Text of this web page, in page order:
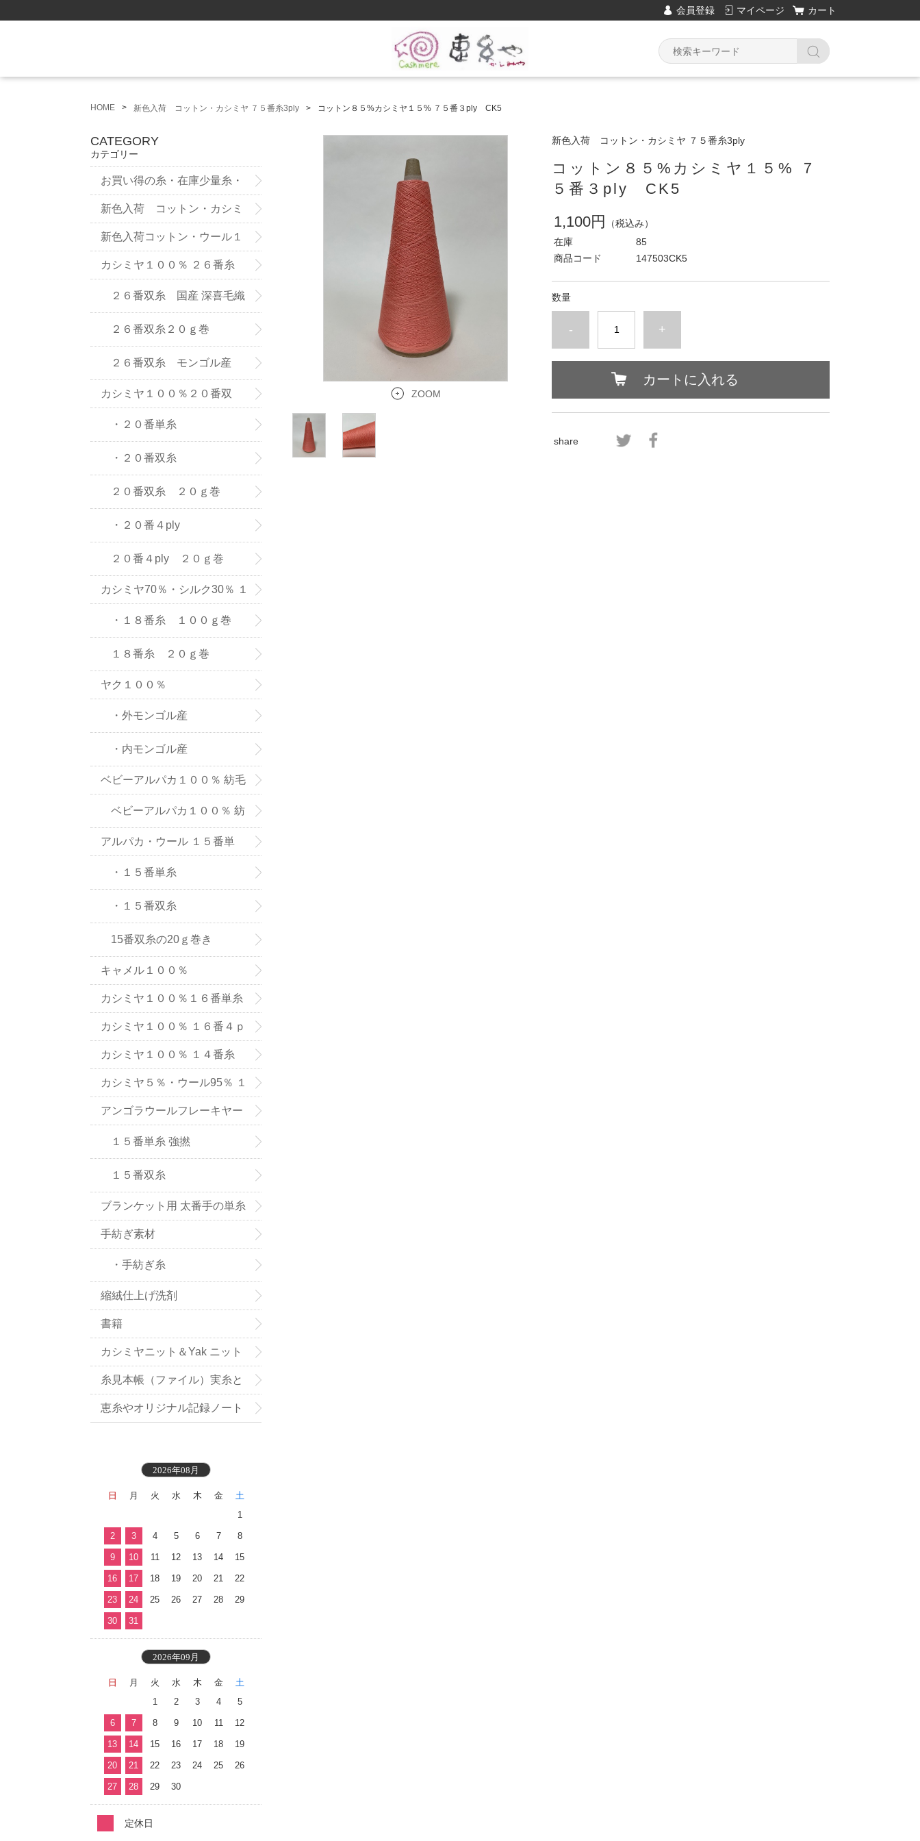
会員登録 マイページ カート
HOME 新色入荷 コットン・カシミヤ ７５番糸3ply コットン８５%カシミヤ１５% ７５番３ply CK5
ZOOM
新色入荷 コットン・カシミヤ ７５番糸3ply
コットン８５%カシミヤ１５% ７
５番３ply CK5
1,100円
（税込み）
在庫
85
商品コード
147503CK5
数量
- +
カートに入れる
share
CATEGORY
カテゴリー
お買い得の糸・在庫少量糸・
試作品
新色入荷 コットン・カシミ
ヤ ７５番糸3ply
新色入荷コットン・ウール１
２番双糸
カシミヤ１００％ ２６番糸
２６番双糸 国産 深喜毛織
(株) の紡績糸
２６番双糸２０ｇ巻
２６番双糸 モンゴル産
カシミヤ１００％２０番双
糸・単糸
・２０番単糸
・２０番双糸
２０番双糸 ２０ｇ巻
・２０番４ply
２０番４ply ２０ｇ巻
カシミヤ70％・シルク30％ １
８番糸
・１８番糸 １００ｇ巻
１８番糸 ２０ｇ巻
ヤク１００％
・外モンゴル産
・内モンゴル産
ベビーアルパカ１００％ 紡毛
ベビーアルパカ１００％ 紡
毛糸-２０ｇ巻き
アルパカ・ウール １５番単
糸、双糸
・１５番単糸
・１５番双糸
15番双糸の20ｇ巻き
キャメル１００％
カシミヤ１００％１６番単糸
（手織り用） ６色
カシミヤ１００％ １６番４ｐ
ｌｙ手編み用（中細タイプ）
カシミヤ１００％ １４番糸
（在庫限りで販売終了）
カシミヤ５％・ウール95％ １
６番単糸
アンゴラウールフレーキヤー
ン １５番糸
１５番単糸 強撚
１５番双糸
ブランケット用 太番手の単糸
手紡ぎ素材
・手紡ぎ糸
縮絨仕上げ洗剤
書籍
カシミヤニット＆Yak ニット
小物お買い得
糸見本帳（ファイル）実糸と
織地見本付き
恵糸やオリジナル記録ノート
2026年08月
日 月 火 水 木 金
土
1
2 3 4 5 6 7 8
9 10 11 12 13 14 15
16 17 18 19 20 21 22
23 24 25 26 27 28 29
30 31
2026年09月
日 月 火 水 木 金
土
1
2 3 4 5
6 7 8 9 10 11 12
13 14 15 16 17 18 19
20 21 22 23 24 25 26
27 28 29 30
定休日